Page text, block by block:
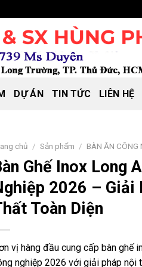
DỰ ÁN TIN TỨC LIÊN HỆ
chủ / Sản phẩm / BÀN ĂN CÔNG
Ghế Inox Long
2026 – Giải
Toàn Diện
vị hàng đầu cung cấp bàn ghế
nghiệp 2026 với giải pháp nội